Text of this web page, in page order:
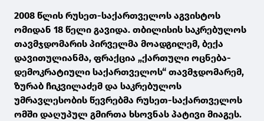
2008 წლის რუსეთ-საქართველოს აგვისტოს
ომიდან 18 წელი გავიდა. თბილისის საკრებულოს
თავმჯდომარის პირველმა მოადგილემ, ბექა
დავითულიანმა, ფრაქცია „ქართული ოცნება-
დემოკრატიული საქართველოს“ თავმჯდომარემ,
ზურაბ ჩიკვილაძემ და საკრებულოს
უმრავლესობის წევრებმა რუსეთ-საქართველოს
ომში დაღუპულ გმირთა ხსოვნას პატივი მიაგეს.